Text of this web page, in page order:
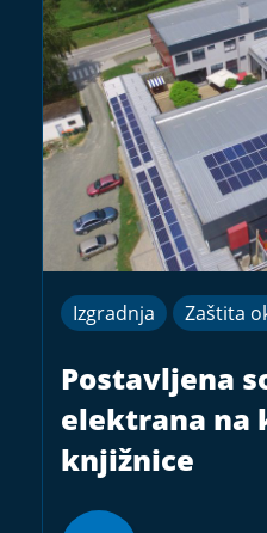
Izgradnja Zaštita
Postavljena
elektrana na
knjižnice